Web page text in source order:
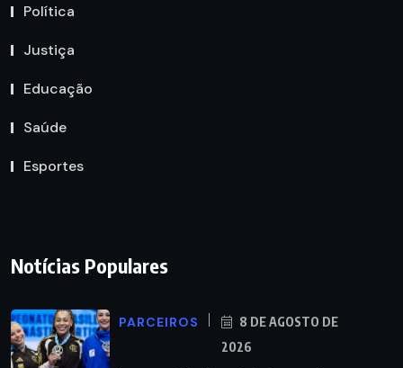
Política
Justiça
Educação
Saúde
Esportes
Notícias Populares
PARCEIROS
8 DE AGOSTO DE
2026